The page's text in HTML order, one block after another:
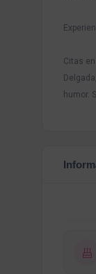
Citas
humor.